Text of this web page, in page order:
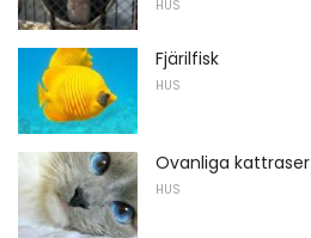
HUS
Fjärilfisk
HUS
Ovanliga kattraser
HUS